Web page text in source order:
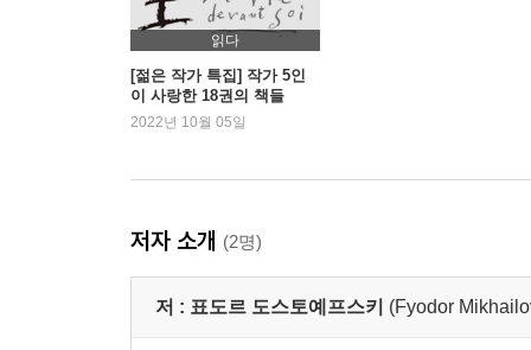
『죄와 벌』 제대로 읽기
읽다
[젊은 작가 특집] 작가 5인
이 사랑한 18권의 책들
2022년 10월 05일
저자 소개 (2명)
저 : 표도르 도스토예프스키 (Fyodor